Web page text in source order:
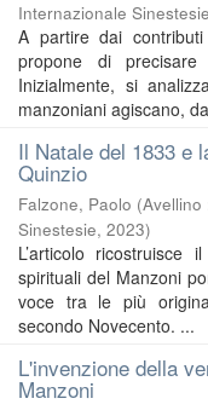
Internazionale Sinestesie
A partire dai
propone di precisare
Inizialmente, si
manzoniani agiscano,
Il Natale del 1833 e
Quinzio
Falzone, Paolo (Avellino
Sinestesie, 2023)
L’articolo ricostruisce
spirituali del Manzoni
voce tra le più
secondo Novecento. ...
L'invenzione della
Manzoni